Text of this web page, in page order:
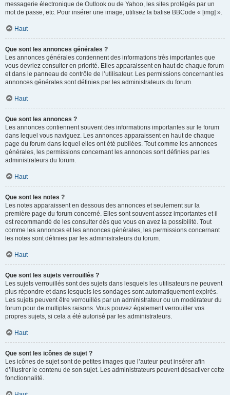
messagerie électronique de Outlook ou de Yahoo, les sites protégés par un
mot de passe, etc. Pour insérer une image, utilisez la balise BBCode « [img] ».
Haut
Que sont les annonces générales ?
Les annonces générales contiennent des informations très importantes que
vous devriez consulter en priorité. Elles apparaissent en haut de chaque forum
et dans le panneau de contrôle de l’utilisateur. Les permissions concernant les
annonces générales sont définies par les administrateurs du forum.
Haut
Que sont les annonces ?
Les annonces contiennent souvent des informations importantes sur le forum
dans lequel vous naviguez. Les annonces apparaissent en haut de chaque
page du forum dans lequel elles ont été publiées. Tout comme les annonces
générales, les permissions concernant les annonces sont définies par les
administrateurs du forum.
Haut
Que sont les notes ?
Les notes apparaissent en dessous des annonces et seulement sur la
première page du forum concerné. Elles sont souvent assez importantes et il
est recommandé de les consulter dès que vous en avez la possibilité. Tout
comme les annonces et les annonces générales, les permissions concernant
les notes sont définies par les administrateurs du forum.
Haut
Que sont les sujets verrouillés ?
Les sujets verrouillés sont des sujets dans lesquels les utilisateurs ne peuvent
plus répondre et dans lesquels les sondages sont automatiquement expirés.
Les sujets peuvent être verrouillés par un administrateur ou un modérateur du
forum pour de multiples raisons. Vous pouvez également verrouiller vos
propres sujets, si cela a été autorisé par les administrateurs.
Haut
Que sont les icônes de sujet ?
Les icônes de sujet sont de petites images que l’auteur peut insérer afin
d’illustrer le contenu de son sujet. Les administrateurs peuvent désactiver cette
fonctionnalité.